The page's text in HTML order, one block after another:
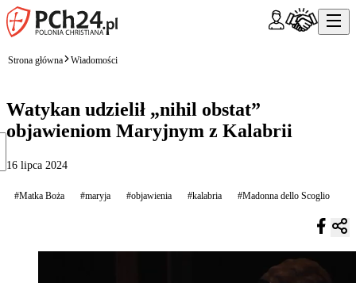
Strona główna Wiadomości
Watykan udzielił „nihil obstat”
objawieniom Maryjnym z Kalabrii
16 lipca 2024
#Matka Boża #maryja #objawienia #kalabria #Madonna dello Scoglio